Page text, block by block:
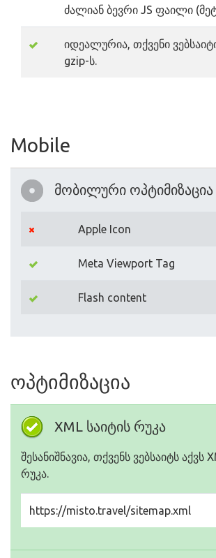
ძალიან ბევრი JS ფაილი
იდეალურია, თქვენი
gzip-ს.
Mobile
მობილური ოპტიმიზაცია
Apple Icon
Meta Viewport Tag
Flash content
ოპტიმიზაცია
XML საიტის რუკა
შესანიშნავია, თქვენს ვებსაიტს აქვს
რუკა.
https://misto.travel/sitemap.xml